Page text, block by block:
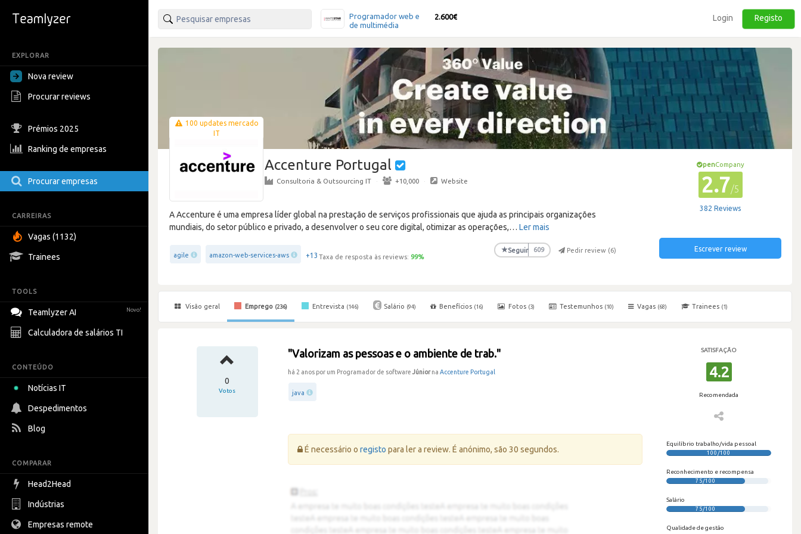
EXPLORAR
Nova review
Procurar reviews
Prémios 2025
Ranking de empresas
Procurar empresas
CARREIRAS
Vagas (1132)
Trainees
TOOLS
Teamlyzer AI Novo!
Calculadora de salários TI
CONTEÚDO
Notícias IT
Despedimentos
Blog
COMPARAR
Head2Head
Indústrias
Empresas remote
Programador web e
de multimédia
2.600€ Login Registo
100 updates mercado
IT
Accenture Portugal
Consultoria & Outsourcing IT · +10,000 · Website
A Accenture é uma empresa líder global na prestação de serviços profissionais que ajuda as principais organizações
mundiais, do setor público e privado, a desenvolver o seu core digital, otimizar as operações,… Ler mais
agile amazon-web-services-aws +13 Taxa de resposta às reviews: 99%
★Seguir 609 Pedir review (6)
penCompany
2.7/5
382 Reviews
Escrever review
Visão geral Emprego (236) Entrevista (146) Salário (94) Benefícios (16) Fotos (3) Testemunhos (10) Vagas (68) Trainees (1)
0
Votos
"Valorizam as pessoas e o ambiente de trab."
há 2 anos por um Programador de softwareJúniornaAccenture Portugal
java
SATISFAÇÃO
4.2
Recomendada
Erro:
É necessário oregisto para ler a review. É anónimo, são 30 segundos.
Equilíbrio trabalho/vida pessoal
100/100
Reconhecimento e recompensa
75/100
Salário
75/100
Qualidade de gestão